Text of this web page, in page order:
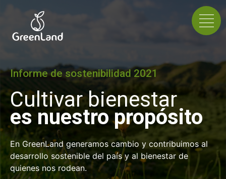
Informe de sostenibilidad 2021
Cultivar bienestar
es nuestro propósito
En GreenLand generamos cambio y contribuimos al
desarrollo sostenible del país y al bienestar de
quienes nos rodean.